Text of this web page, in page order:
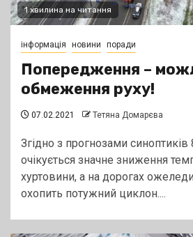
1 хвилина на читання
інформація новини поради
Попередження –
обмеження руху!
07.02.2021 Тетяна Домарєва
Згідно з прогнозами
очікується значне зниження
хуртовини, а на дорогах
охопить потужний циклон....